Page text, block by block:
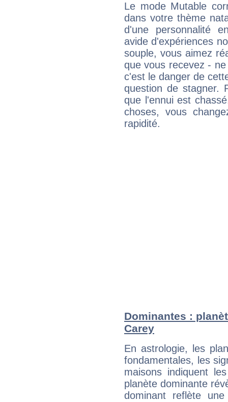
Le mode Mutable
dans votre thème
d'une personnalité
avide d'expériences
souple, vous aimez
que vous recevez -
c'est le danger de
question de stagner.
que l'ennui est
choses, vous
rapidité.
Dominantes :
Carey
En astrologie, les
fondamentales, les
maisons indiquent
planète dominante
dominant reflète